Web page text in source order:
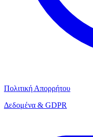
Πολιτική Απορρήτου
Δεδομένα & GDPR